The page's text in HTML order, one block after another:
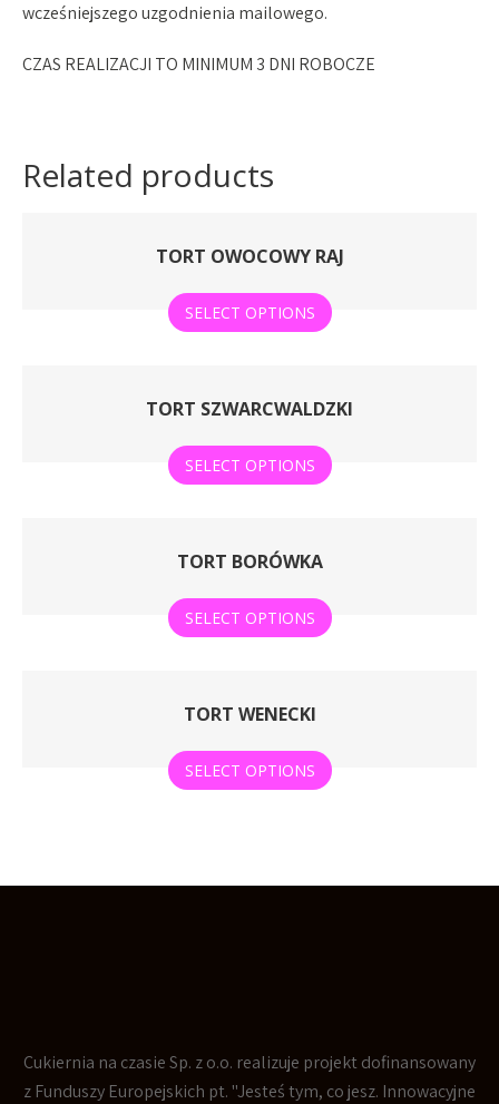
wcześniejszego uzgodnienia mailowego.
CZAS REALIZACJI TO MINIMUM 3 DNI ROBOCZE
Related products
TORT OWOCOWY RAJ
SELECT OPTIONS
TORT SZWARCWALDZKI
SELECT OPTIONS
TORT BORÓWKA
SELECT OPTIONS
TORT WENECKI
SELECT OPTIONS
Cukiernia na czasie Sp. z o.o. realizuje projekt dofinansowany
z Funduszy Europejskich pt. "Jesteś tym, co jesz. Innowacyjne